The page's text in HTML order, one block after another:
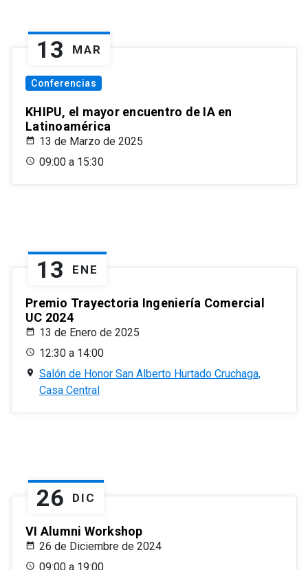
13 MAR
Conferencias
KHIPU, el mayor encuentro de IA en
Latinoamérica
13 de Marzo de 2025
09:00 a 15:30
13 ENE
Premio Trayectoria Ingeniería Comercial
UC 2024
13 de Enero de 2025
12:30 a 14:00
Salón de Honor San Alberto Hurtado Cruchaga,
Casa Central
26 DIC
VI Alumni Workshop
26 de Diciembre de 2024
09:00 a 19:00